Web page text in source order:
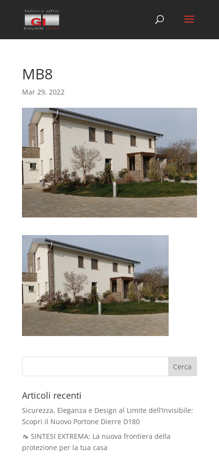
MB8
Mar 29, 2022
Articoli recenti
Sicurezza, Eleganza e Design al Limite dell’Invisibile:
Scopri il Nuovo Portone Dierre D180
🦟 SINTESI EXTREMA: La nuova frontiera della
protezione per la tua casa